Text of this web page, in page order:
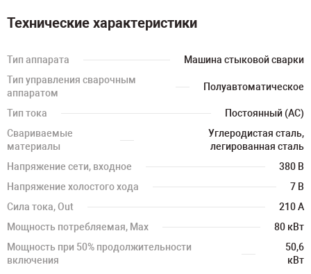
Технические характеристики
Тип аппарата
Машина стыковой сварки
Тип управления сварочным
аппаратом
Полуавтоматическое
Тип тока
Постоянный (AC)
Свариваемые
материалы
Углеродистая сталь,
легированная сталь
Напряжение сети, входное
380 В
Напряжение холостого хода
7 В
Сила тока, Out
210 А
Мощность потребляемая, Max
80 кВт
Мощность при 50% продолжительности
включения
50,6
кВт